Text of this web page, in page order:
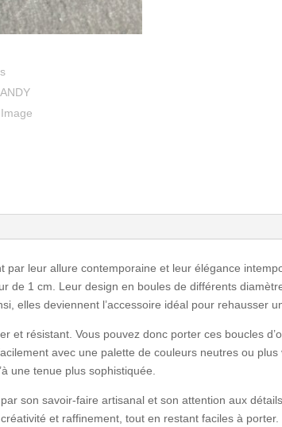
par leur allure contemporaine et leur élégance
de 1 cm. Leur design en boules de différents
elles deviennent l’accessoire idéal pour rehausser
et résistant. Vous pouvez donc porter ces boucles
avec une palette de couleurs neutres ou
une tenue plus sophistiquée.
son savoir-faire artisanal et son attention aux
et raffinement, tout en restant faciles à